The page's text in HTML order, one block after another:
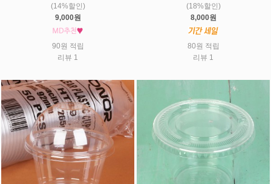
(14%할인)
9,000원
90원 적립
리뷰 1
(18%할인)
8,000원
80원 적립
리뷰 1